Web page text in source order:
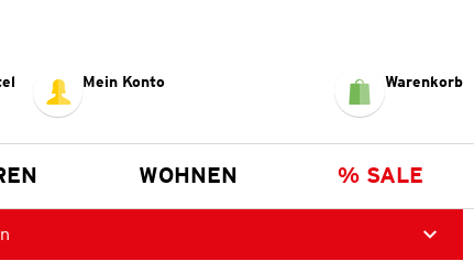
Mein Konto Warenkorb
WOHNEN % SALE